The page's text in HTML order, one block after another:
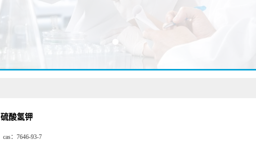
硫酸氢钾
cas： 7646-93-7